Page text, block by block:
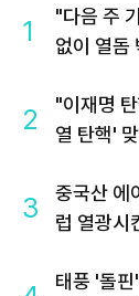
1
"다음 주
없이 열돔
2
"이재명
열 탄핵'
3
중국산 에
럽 열광시
태풍 '돌